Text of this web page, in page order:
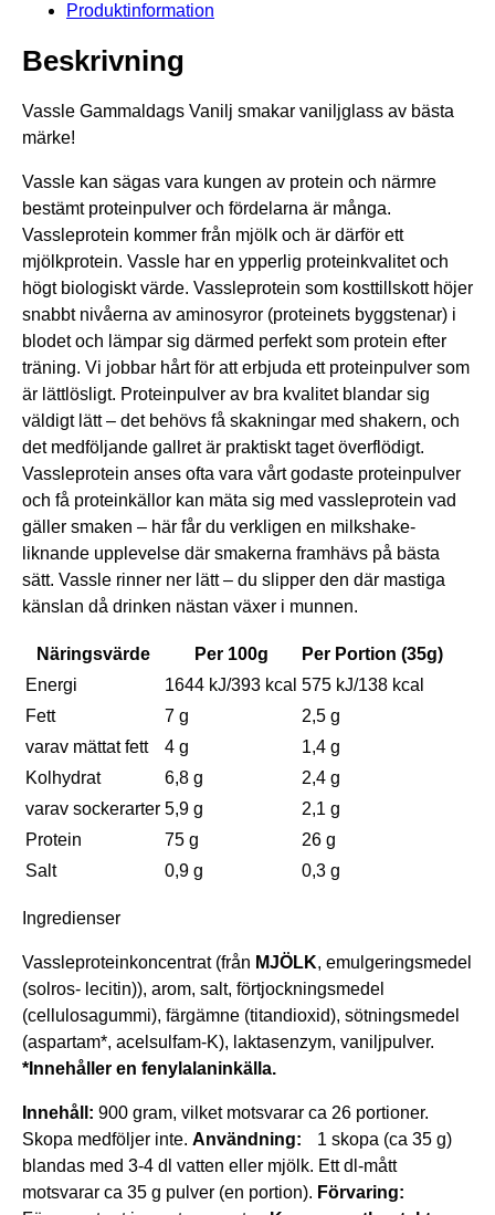
Produktinformation
Beskrivning
Vassle Gammaldags Vanilj smakar vaniljglass av bästa
märke!
Vassle kan sägas vara kungen av protein och närmre
bestämt proteinpulver och fördelarna är många.
Vassleprotein kommer från mjölk och är därför ett
mjölkprotein. Vassle har en ypperlig proteinkvalitet och
högt biologiskt värde. Vassleprotein som kosttillskott höjer
snabbt nivåerna av aminosyror (proteinets byggstenar) i
blodet och lämpar sig därmed perfekt som protein efter
träning. Vi jobbar hårt för att erbjuda ett proteinpulver som
är lättlösligt. Proteinpulver av bra kvalitet blandar sig
väldigt lätt – det behövs få skakningar med shakern, och
det medföljande gallret är praktiskt taget överflödigt.
Vassleprotein anses ofta vara vårt godaste proteinpulver
och få proteinkällor kan mäta sig med vassleprotein vad
gäller smaken – här får du verkligen en milkshake-
liknande upplevelse där smakerna framhävs på bästa
sätt. Vassle rinner ner lätt – du slipper den där mastiga
känslan då drinken nästan växer i munnen.
Näringsvärde Per 100g
Per Portion (35g)
Energi
1644 kJ/393 kcal 575 kJ/138 kcal
Fett
7 g
2,5 g
varav mättat fett
4 g
1,4 g
Kolhydrat
6,8 g
2,4 g
varav sockerarter 5,9 g
2,1 g
Protein
75 g
26 g
Salt
0,9 g 0,3 g
Ingredienser
Vassleproteinkoncentrat (från MJÖLK, emulgeringsmedel
(solros- lecitin)), arom, salt, förtjockningsmedel
(cellulosagummi), färgämne (titandioxid), sötningsmedel
(aspartam*, acelsulfam-K), laktasenzym, vaniljpulver.
*Innehåller en fenylalaninkälla.
Innehåll: 900 gram, vilket motsvarar ca 26 portioner.
Skopa medföljer inte. Användning: 1 skopa (ca 35 g)
blandas med 3-4 dl vatten eller mjölk. Ett dl-mått
motsvarar ca 35 g pulver (en portion). Förvaring: